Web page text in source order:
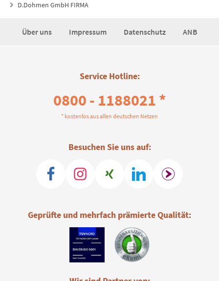
D.Dohmen GmbH FIRMA
Über uns Impressum Datenschutz ANB
Service Hotline:
0800 - 1188021 *
* kostenlos aus allen deutschen Netzen
Besuchen Sie uns auf:
Geprüfte und mehrfach prämierte Qualität: